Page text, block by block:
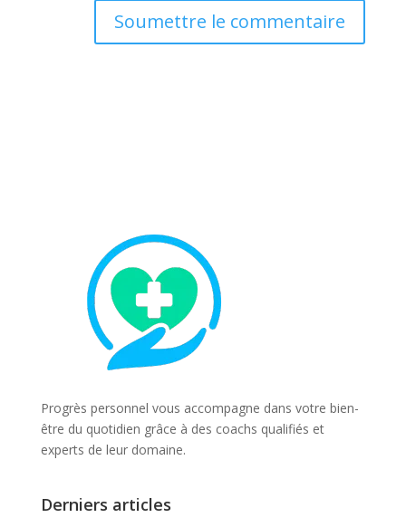
Soumettre le commentaire
Progrès personnel vous accompagne dans votre bien-
être du quotidien grâce à des coachs qualifiés et
experts de leur domaine.
Derniers articles